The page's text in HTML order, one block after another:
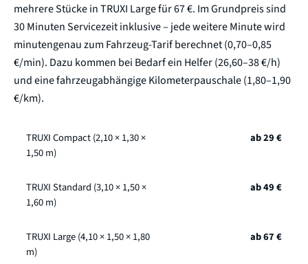
mehrere Stücke in TRUXI Large für 67 €. Im Grundpreis sind
30 Minuten Servicezeit inklusive – jede weitere Minute wird
minutengenau zum Fahrzeug-Tarif berechnet (0,70–0,85
€/min). Dazu kommen bei Bedarf ein Helfer (26,60–38 €/h)
und eine fahrzeugabhängige Kilometerpauschale (1,80–1,90
€/km).
TRUXI Compact (2,10 × 1,30 ×
1,50 m)
ab 29 €
TRUXI Standard (3,10 × 1,50 ×
1,60 m)
ab 49 €
TRUXI Large (4,10 × 1,50 × 1,80
m)
ab 67 €